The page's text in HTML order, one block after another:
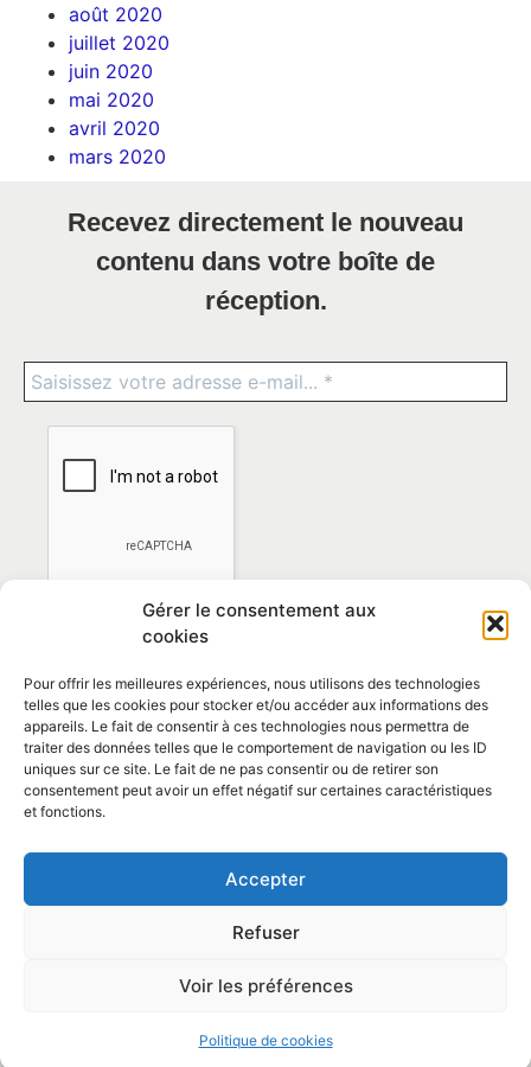
Gérer le consentement aux
cookies
Pour offrir les meilleures expériences, nous utilisons des technologies
telles que les cookies pour stocker et/ou accéder aux informations des
appareils. Le fait de consentir à ces technologies nous permettra de
traiter des données telles que le comportement de navigation ou les ID
uniques sur ce site. Le fait de ne pas consentir ou de retirer son
consentement peut avoir un effet négatif sur certaines caractéristiques
et fonctions.
Accepter
Refuser
Voir les préférences
Politique de cookies
août 2020
juillet 2020
juin 2020
mai 2020
avril 2020
mars 2020
Recevez directement le nouveau
contenu dans votre boîte de
réception.
*En vous abonnant vous acceptez lapolitique de
confidentialité
Contact et horaires
Politique de confidentialité Mentions Légales